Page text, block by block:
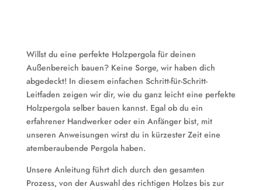
Willst du eine perfekte Holzpergola für deinen
Außenbereich bauen? Keine Sorge, wir haben dich
abgedeckt! In diesem einfachen Schritt-für-Schritt-
Leitfaden zeigen wir dir, wie du ganz leicht eine perfekte
Holzpergola selber bauen kannst. Egal ob du ein
erfahrener Handwerker oder ein Anfänger bist, mit
unseren Anweisungen wirst du in kürzester Zeit eine
atemberaubende Pergola haben.
Unsere Anleitung führt dich durch den gesamten
Prozess, von der Auswahl des richtigen Holzes bis zur